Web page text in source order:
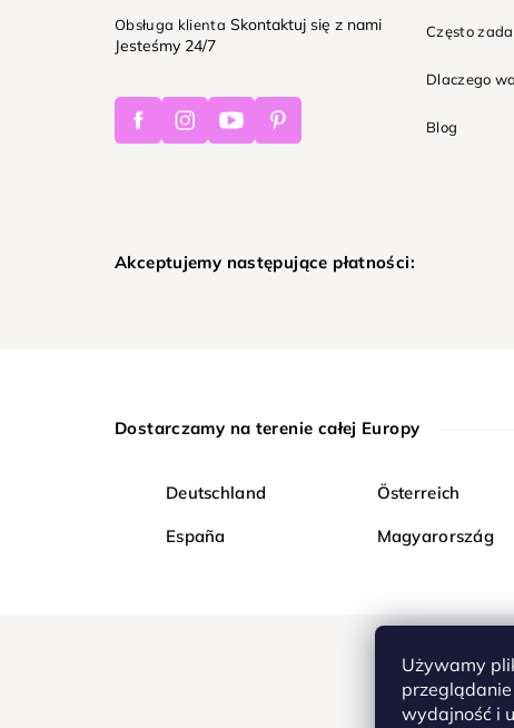
Używamy
wydajność i
Obsługa klienta Skontaktuj się z nami
Jesteśmy 24/7
FacebookInstagramYoutubePinterest
Często
Dlaczego
Blog
Akceptujemy następujące płatności:
Dostarczamy na terenie całej Europy
Deutschland Österreich
España Magyarország